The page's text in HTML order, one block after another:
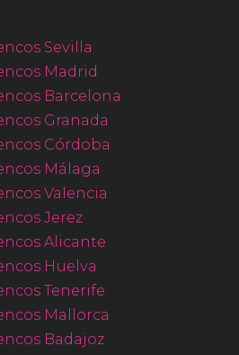
Sevilla
Madrid
Barcelona
Granada
Córdoba
Málaga
Valencia
Jerez
Alicante
Huelva
Tenerife
Mallorca
Badajoz